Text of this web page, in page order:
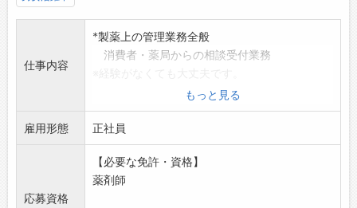
仕事内容
*製薬上の管理業務全般
消費者・薬局からの相談受付業務
工場見学等できますので、ご連絡の上、お立
ち寄り
下さい。
変更範囲:会社の定める業務
もっと見る
雇用形態 正社員
応募資格
【必要な免許・資格】
薬剤師